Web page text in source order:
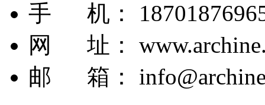
手 机：
网 址：
邮 箱：